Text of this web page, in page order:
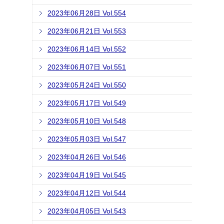
2023年06月28日 Vol.554
2023年06月21日 Vol.553
2023年06月14日 Vol.552
2023年06月07日 Vol.551
2023年05月24日 Vol.550
2023年05月17日 Vol.549
2023年05月10日 Vol.548
2023年05月03日 Vol.547
2023年04月26日 Vol.546
2023年04月19日 Vol.545
2023年04月12日 Vol.544
2023年04月05日 Vol.543